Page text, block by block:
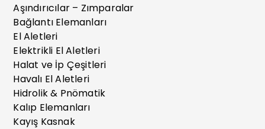
Aşındırıcılar – Zımparalar
Bağlantı Elemanları
El Aletleri
Elektrikli El Aletleri
Halat ve İp Çeşitleri
Havalı El Aletleri
Hidrolik & Pnömatik
Kalıp Elemanları
Kayış Kasnak